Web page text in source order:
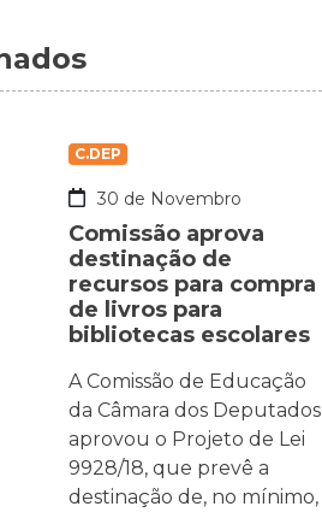
C.DEP
30 de Novembro
Comissão aprova
destinação de
recursos para compra
de livros para
bibliotecas escolares
A Comissão de Educação
da Câmara dos Deputados
aprovou o Projeto de Lei
9928/18, que prevê a
destinação de, no mínimo,